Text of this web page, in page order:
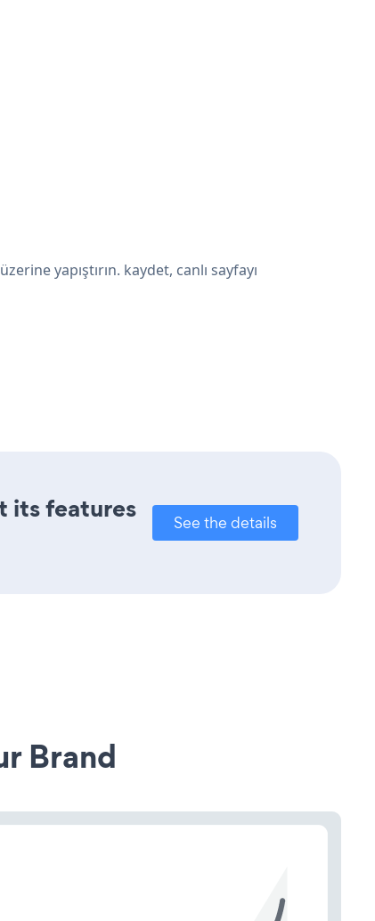
yapıştırın. kaydet, canlı sayfayı
its features
See the details
Brand